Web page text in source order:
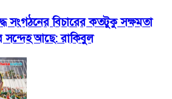
সংগঠনের বিচারের কতটুকু সক্ষমতা
সন্দেহ আছে: রাকিবুল